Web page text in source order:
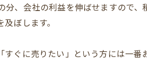
、会社の利益を伸ばせますので、
ぼします。
ぐに売りたい」という方には一番